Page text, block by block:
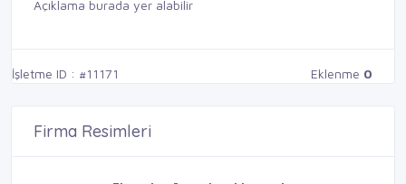
Açıklama burada yer alabilir
İşletme ID : #11171 Eklenme 0
Firma Resimleri